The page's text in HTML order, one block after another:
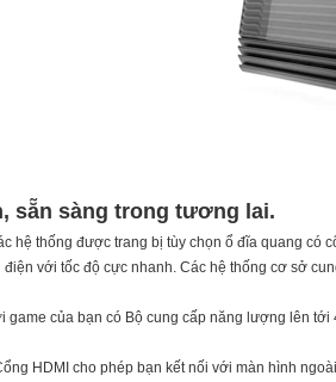
sẵn sàng trong tương lai.
hệ thống được trang bị tùy chọn ổ đĩa quang có
điện với tốc độ cực nhanh. Các hệ thống cơ sở
game của bạn có Bộ cung cấp năng lượng lên
HDMI cho phép bạn kết nối với màn hình